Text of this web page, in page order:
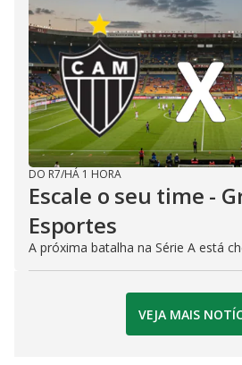
DO R7/HÁ 1 HORA
Escale o seu time -
Esportes
A próxima batalha na Série A está
VEJA MAIS